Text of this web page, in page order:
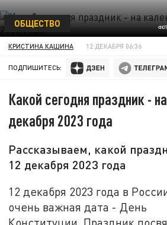
ОБЩЕСТВО
КРИСТИНА КАШИНА 12 ДЕКАБРЯ 06:36
ПОДПИШИТЕСЬ:
Какой сегодня праздник -
декабря 2023 года
Рассказываем, какой
12 декабря 2023 года
12 декабря 2023 года в
очень важная дата - День
Конституции. Праздник